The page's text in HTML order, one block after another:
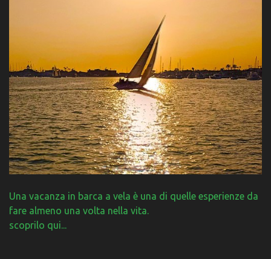
Una vacanza in barca a vela è una di quelle esperienze da
fare almeno una volta nella vita.
scoprilo qui...